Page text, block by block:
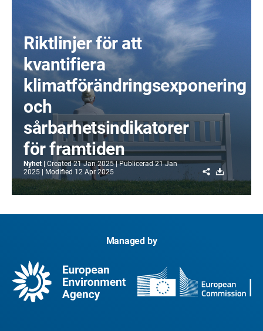
Riktlinjer för att
kvantifiera
klimatförändringsexponering
och
sårbarhetsindikatorer
för framtiden
Nyhet Created 21 Jan 2025 Publicerad 21 Jan
2025
Modified 12 Apr 2025 Share
Managed by